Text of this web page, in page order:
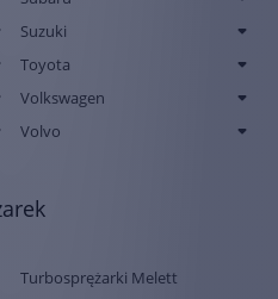
Suzuki
Toyota
Volkswagen
Volvo
Turbosprężarki Melett